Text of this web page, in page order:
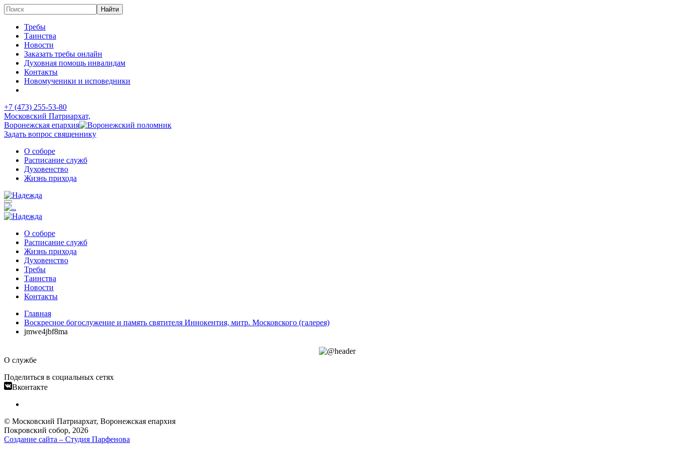
Требы
Таинства
Новости
Заказать требы онлайн
Духовная помощь инвалидам
Контакты
Новомученики и исповедники
+7 (473) 255-53-80
Московский Патриархат,
Воронежская епархия
Задать вопрос священнику
О соборе
Расписание служб
Духовенство
Жизнь прихода
О соборе
Расписание служб
Жизнь прихода
Духовенство
Требы
Таинства
Новости
Контакты
Главная
Воскресное богослужение и память святителя Иннокентия, митр. Московского (галерея)
jmwe4jbf8ma
О службе
Поделиться в социальных сетях
Вконтакте
© Московский Патриархат, Воронежcкая епархия
Покровский собор, 2026
Создание сайта – Cтудия Парфенова